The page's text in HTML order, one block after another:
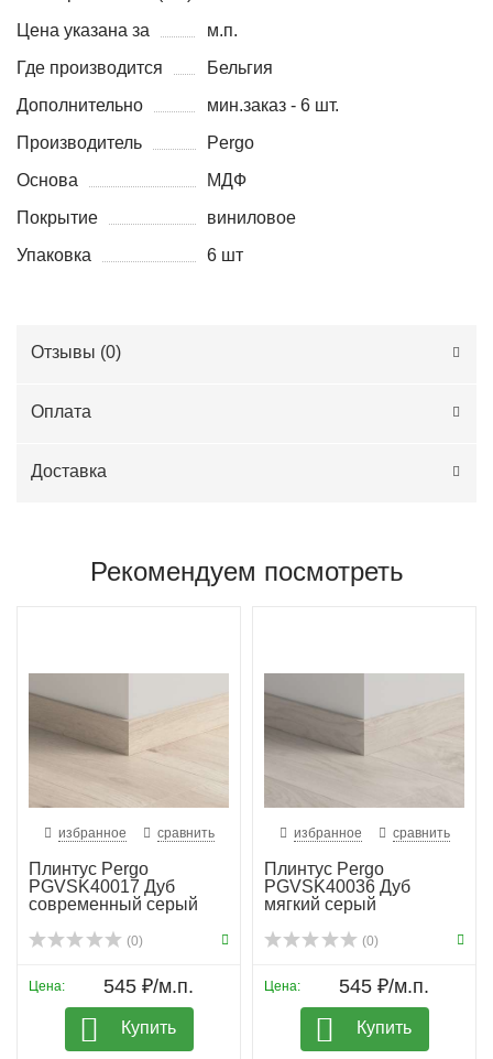
Цена указана за
м.п.
Где производится
Бельгия
Дополнительно
мин.заказ - 6 шт.
Производитель
Pergo
Основа
МДФ
Покрытие
виниловое
Упаковка
6 шт
Отзывы (0)
Оплата
Доставка
Рекомендуем посмотреть
избранное сравнить
Плинтус Pergo
PGVSK40017 Дуб
современный серый
(0)
Цена: 545 ₽/м.п.
Купить
избранное сравнить
Плинтус Pergo
PGVSK40036 Дуб
мягкий серый
(0)
Цена: 545 ₽/м.п.
Купить